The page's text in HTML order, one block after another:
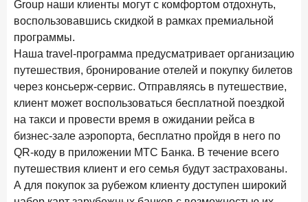
в феврале 2026 года
18 марта 2026 года
Банки начали снижать ставки по вкладам еще до
решения ЦБ
16 марта 2026 года
Frank RG объявила победителей кейс-чемпионата
2026 года
12 марта 2026 года
Банки ускорили работу с претензиями
Group наши клиенты могут с комфортом отдохнуть,
воспользовавшись скидкой в рамках премиальной
программы.
Наша travel-программа предусматривает организацию
путешествия, бронирование отелей и покупку билетов
через консьерж-сервис. Отправляясь в путешествие,
клиент может воспользоваться бесплатной поездкой
на такси и провести время в ожидании рейса в
бизнес-зале аэропорта, бесплатно пройдя в него по
QR-коду в приложении МТС Банка. В течение всего
путешествия клиент и его семья будут застрахованы.
А для покупок за рубежом клиенту доступен широкий